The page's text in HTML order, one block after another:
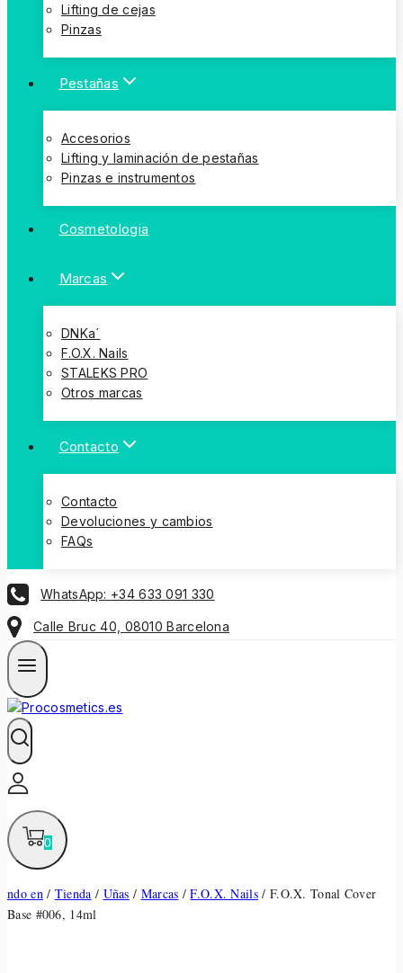
Lifting de cejas
Pinzas
Pestañas
Accesorios
Lifting y laminación de pestañas
Pinzas e instrumentos
Cosmetologia
Marcas
DNKa´
F.O.X. Nails
STALEKS PRO
Otros marcas
Contacto
Contacto
Devoluciones y cambios
FAQs
WhatsApp: +34 633 091 330
Calle Bruc 40, 08010 Barcelona
0
ndo en / Tienda / Uñas / Marcas / F.O.X. Nails / F.O.X. Tonal Cover
Base #006, 14ml